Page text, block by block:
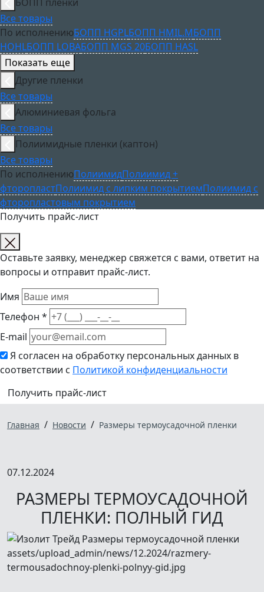
Все товары
По исполнениюБОПП HGPLБОПП HMIL.MБОПП
HOHLБОПП LOBAБОПП MGS 20БОПП HASL
Показать еще
Другие пленки
Все товары
Алюминиевая фольга
Все товары
Полиимидные пленки (каптон)
Все товары
По исполнениюПолиимидПолиимид +
фторопластПолиимид с липким покрытиемПолиимид с
фторопластовым покрытием
Получить прайс-лист
Оставьте заявку, менеджер свяжется с вами, ответит на
вопросы и отправит прайс-лист.
Имя
Телефон *
E-mail
Я согласен на обработку персональных данных в
соответствии с Политикой конфиденциальности
Получить прайс-лист
Главная / Новости / Размеры термоусадочной пленки
07.12.2024
РАЗМЕРЫ ТЕРМОУСАДОЧНОЙ
ПЛЕНКИ: ПОЛНЫЙ ГИД